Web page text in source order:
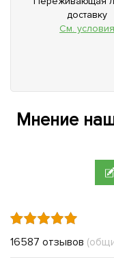
доставку
См. условия
Мнение
16587 отзывов